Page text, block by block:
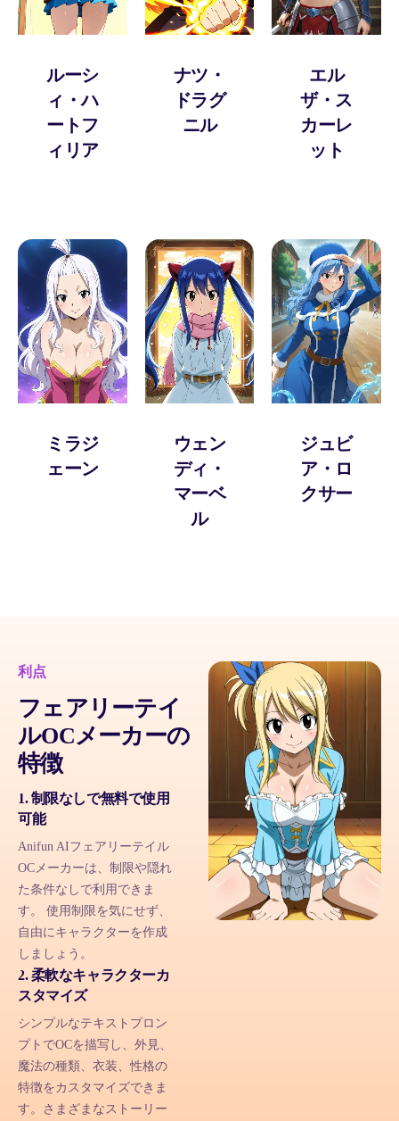
ルーシ
ィ・ハ
ートフ
ィリア
ナツ・
ドラグ
ニル
エル
ザ・ス
カーレ
ット
ミラジ
ェーン
ウェン
ディ・
マーベ
ル
ジュビ
ア・ロ
クサー
利点
フェアリーテイ
ルOCメーカーの
特徴
1. 制限なしで無料で使用
可能
Anifun AIフェアリーテイル
OCメーカーは、制限や隠れ
た条件なしで利用できま
す。 使用制限を気にせず、
自由にキャラクターを作成
しましょう。
2. 柔軟なキャラクターカ
スタマイズ
シンプルなテキストプロン
プトでOCを描写し、外見、
魔法の種類、衣装、性格の
特徴をカスタマイズできま
す。さまざまなストーリー